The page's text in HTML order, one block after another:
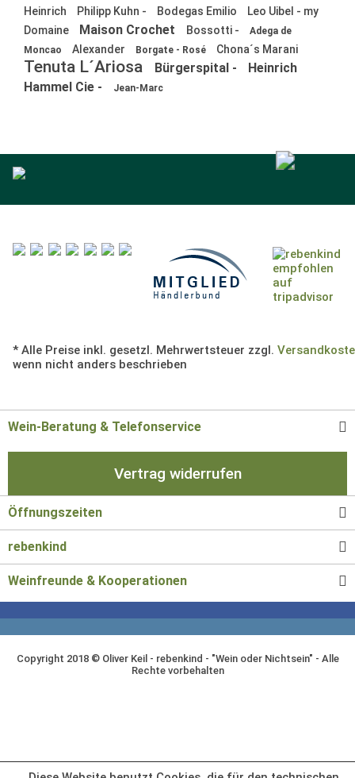
Heinrich
Philipp Kuhn - Bodegas Emilio
Leo Uibel - my
Domaine
Maison Crochet Bossotti -
Adega de
Moncao
Alexander Borgate - Rosé Chona´s Marani
Tenuta L´Ariosa Bürgerspital -
Heinrich
Hammel Cie -
Jean-Marc
* Alle Preise inkl. gesetzl. Mehrwertsteuer zzgl.
wenn nicht anders beschrieben
Wein-Beratung & Telefonservice
Vertrag widerrufen
Öffnungszeiten
rebenkind
Weinfreunde & Kooperationen
Copyright 2018 © Oliver Keil - rebenkind - "Wein oder Nichtsein" - Alle
Rechte vorbehalten